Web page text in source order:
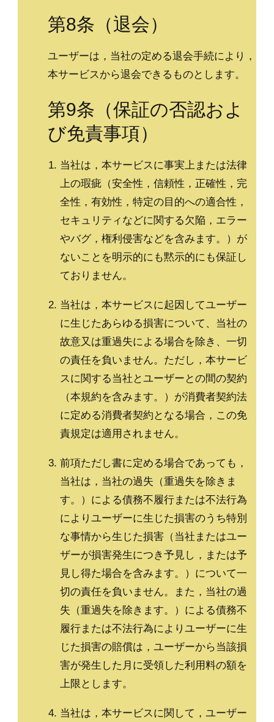
第8条（退会）
ユーザーは，当社の定める退会手続により，
本サービスから退会できるものとします。
第9条（保証の否認およ
び免責事項）
当社は，本サービスに事実上または法律
上の瑕疵（安全性，信頼性，正確性，完
全性，有効性，特定の目的への適合性，
セキュリティなどに関する欠陥，エラー
やバグ，権利侵害などを含みます。）が
ないことを明示的にも黙示的にも保証し
ておりません。
当社は，本サービスに起因してユーザー
に生じたあらゆる損害について、当社の
故意又は重過失による場合を除き、一切
の責任を負いません。ただし，本サービ
スに関する当社とユーザーとの間の契約
（本規約を含みます。）が消費者契約法
に定める消費者契約となる場合，この免
責規定は適用されません。
前項ただし書に定める場合であっても，
当社は，当社の過失（重過失を除きま
す。）による債務不履行または不法行為
によりユーザーに生じた損害のうち特別
な事情から生じた損害（当社またはユー
ザーが損害発生につき予見し，または予
見し得た場合を含みます。）について一
切の責任を負いません。また，当社の過
失（重過失を除きます。）による債務不
履行または不法行為によりユーザーに生
じた損害の賠償は，ユーザーから当該損
害が発生した月に受領した利用料の額を
上限とします。
当社は，本サービスに関して，ユーザー